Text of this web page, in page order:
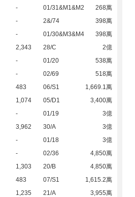
- 01/31&M1&M2
268萬
- 2&/74
398萬
- 01/30&M3&M4
398萬
2,343 28/C
2億
- 01/20
538萬
- 02/69
518萬
483 06/S1
1,669.1萬
1,074 05/D1
3,400萬
- 01/19
3億
3,962 30/A
3億
- 01/18
3億
- 02/36
4,850萬
1,303 20/B
4,850萬
483 07/S1
1,615.2萬
1,235 21/A
3,955萬